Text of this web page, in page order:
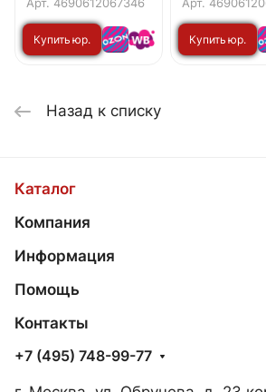
черный IN HOME
Арт. 4690612067346
Купить юр.
CL-E27-BL
черный IN
Арт.
Купить юр.
Назад к списку
Каталог
Компания
Информация
Помощь
Контакты
+7 (495) 748-99-77